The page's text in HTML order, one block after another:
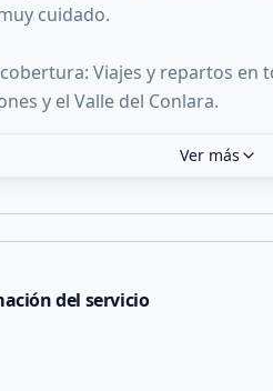
cuidado.
Viajes y repartos en
y el Valle del Conlara.
Ver más
del servicio